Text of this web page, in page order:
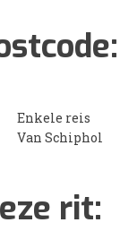
Enkele reis
Van Schiphol
rit: